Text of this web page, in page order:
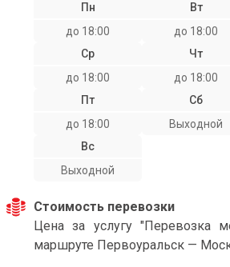
Пн
до 18:00
Вт
до 18:00
Ср
до 18:00
Чт
до 18:00
Пт
до 18:00
Сб
Выходной
Вс
Выходной
Стоимость перевозки
Цена за услугу "Перевозка
маршруте Первоуральск —